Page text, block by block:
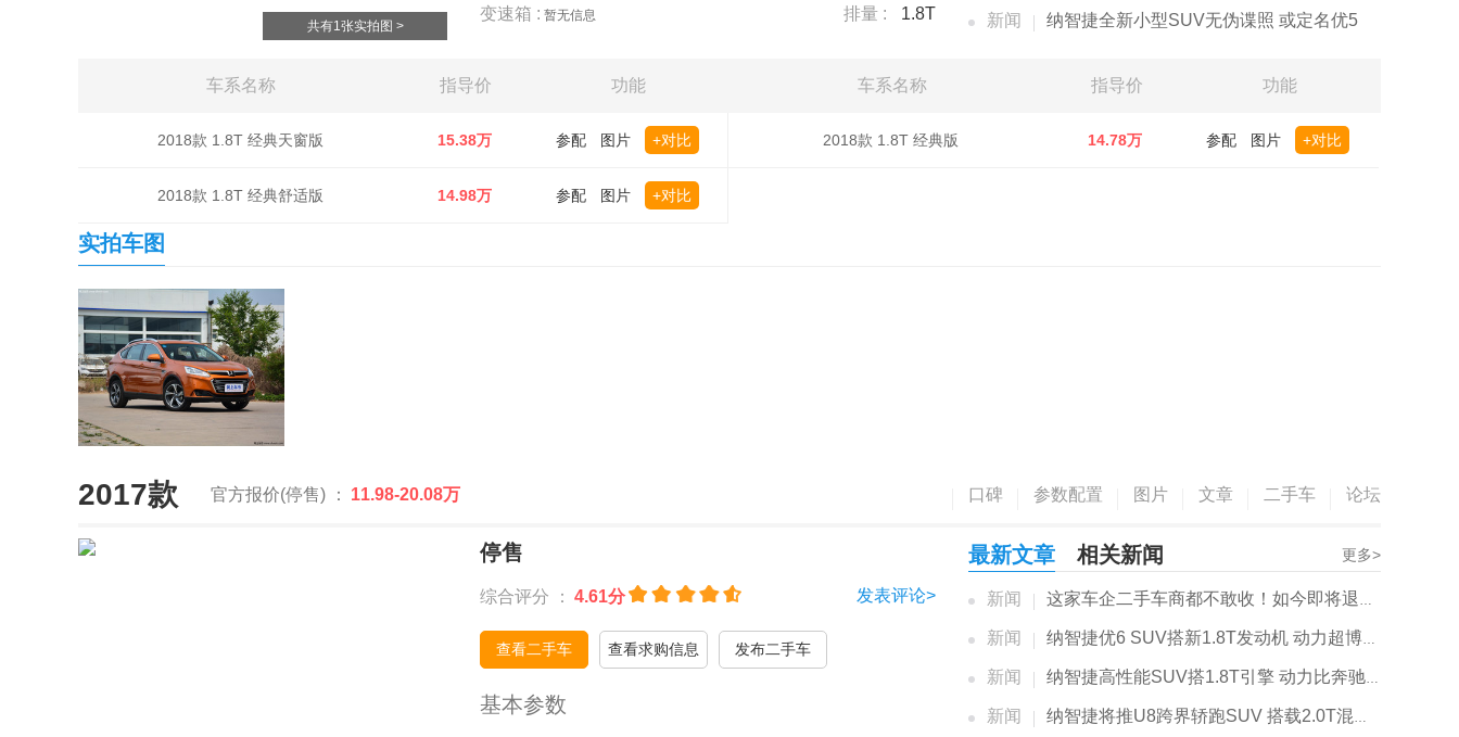
共有1张实拍图 >
变速箱 : 暂无信息 排量 : 1.8T 新闻 纳智捷全新小型SUV无伪谍照 或定名优5
车系名称 指导价 功能 车系名称 指导价 功能
2018款 1.8T 经典天窗版 15.38万 参配 图片 +对比
2018款 1.8T 经典舒适版 14.98万 参配 图片 +对比
2018款 1.8T 经典版 14.78万 参配 图片 +对比
实拍车图
2017款 官方报价(停售) ： 11.98-20.08万 口碑 参数配置 图片 文章 二手车 论坛
停售
综合评分 ： 4.61分 发表评论>
查看二手车 查看求购信息 发布二手车
基本参数
最新文章 相关新闻 更多>
新闻 这家车企二手车商都不敢收！如今即将退出大陆市...
新闻 纳智捷优6 SUV搭新1.8T发动机 动力超博越PRO
新闻 纳智捷高性能SUV搭1.8T引擎 动力比奔驰2.0T还强
新闻 纳智捷将推U8跨界轿跑SUV 搭载2.0T混动系统